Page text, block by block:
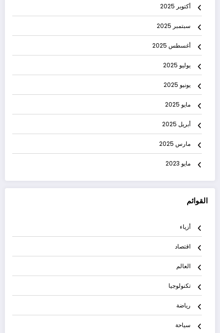
أكتوبر 2025
سبتمبر 2025
أغسطس 2025
يوليو 2025
يونيو 2025
مايو 2025
أبريل 2025
مارس 2025
مايو 2023
القوائم
أزياء
اقتصاد
العالم
تكنولوجيا
رياضة
سياحة